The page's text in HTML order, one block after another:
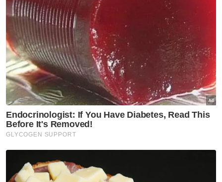
perubatan hospital swasta yang datang ke
kedutaan tersebut.
Muat turun aplikasi Sinar Harian.
Klik di sini!
Harap bantu kajian selidik kami dan
dapatkan baucar tunai.
×
Apakah status hubungan anda?
Bujang Kahwin